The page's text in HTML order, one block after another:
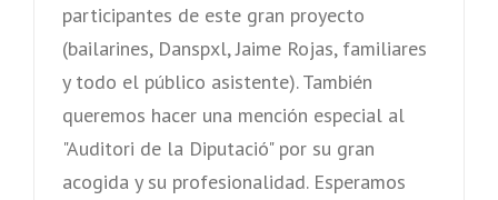
participantes de este gran proyecto
(bailarines, Danspxl, Jaime Rojas, familiares
y todo el público asistente). También
queremos hacer una mención especial al
"Auditori de la Diputació" por su gran
acogida y su profesionalidad. Esperamos